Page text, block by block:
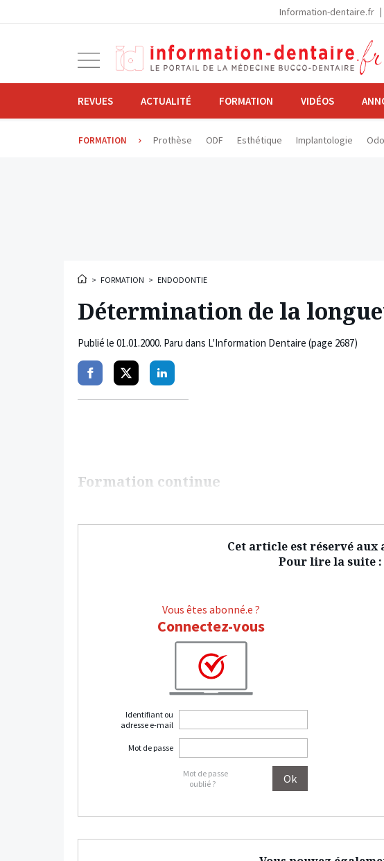
Information-dentaire.fr
navigation
REVUES ACTUALITÉ FORMATION VIDÉOS
FORMATION Prothèse ODF Esthétique Implantologie
> FORMATION > ENDODONTIE
Détermination de la
Publié le 01.01.2000. Paru dans L'Information Dentaire (page 2687)
PartagerPartagerPartager
Formation continue
Cet article est réservé aux
Pour lire la suite :
Vous êtes abonné.e ?
Connectez-vous
Identifiant ou
adresse e-mail
Mot de passe
Mot de passe
oublié ?